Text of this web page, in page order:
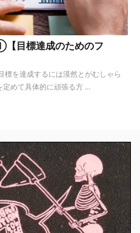
目標達成のためのフ
標を達成するには漠然とがむしゃら
めて具体的に頑張る方 ...